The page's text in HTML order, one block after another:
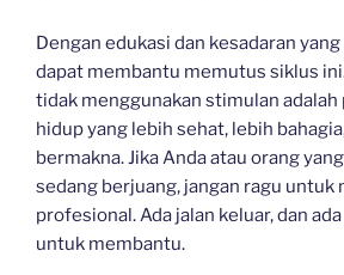
Dengan edukasi dan kesadaran
dapat membantu memutus siklus
tidak menggunakan stimulan
hidup yang lebih sehat, lebih
bermakna. Jika Anda atau orang
sedang berjuang, jangan ragu untuk
profesional. Ada jalan keluar, dan
untuk membantu.